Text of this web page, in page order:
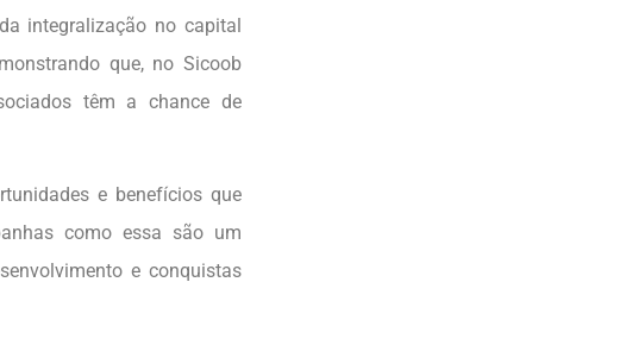
integralização no capital
que, no Sicoob
têm a chance de
e benefícios que
como essa são um
e conquistas